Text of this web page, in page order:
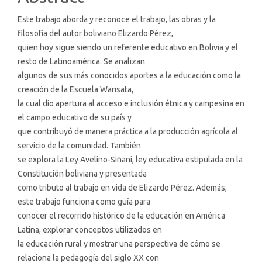
Este trabajo aborda y reconoce el trabajo, las obras y la
filosofía del autor boliviano Elizardo Pérez,
quien hoy sigue siendo un referente educativo en Bolivia y el
resto de Latinoamérica. Se analizan
algunos de sus más conocidos aportes a la educación como la
creación de la Escuela Warisata,
la cual dio apertura al acceso e inclusión étnica y campesina en
el campo educativo de su país y
que contribuyó de manera práctica a la producción agrícola al
servicio de la comunidad. También
se explora la Ley Avelino-Siñani, ley educativa estipulada en la
Constitución boliviana y presentada
como tributo al trabajo en vida de Elizardo Pérez. Además,
este trabajo funciona como guía para
conocer el recorrido histórico de la educación en América
Latina, explorar conceptos utilizados en
la educación rural y mostrar una perspectiva de cómo se
relaciona la pedagogía del siglo XX con